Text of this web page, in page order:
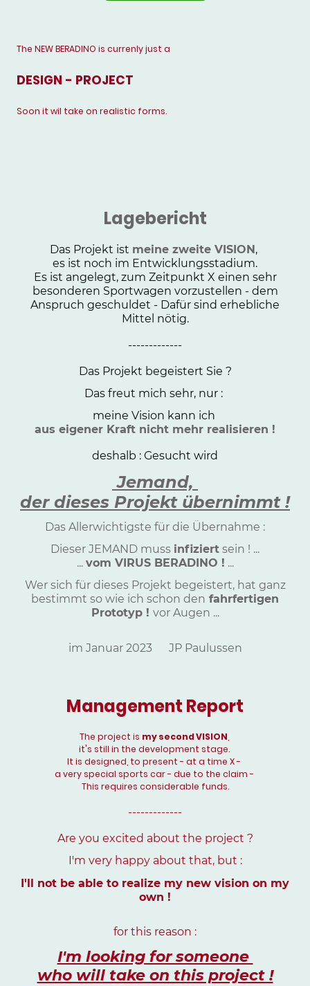
The NEW BERADINO is currenly just a
DESIGN - PROJECT
Soon it wil take on realistic forms.
Lagebericht
Das Projekt ist meine zweite VISION,
es ist noch im Entwicklungsstadium.
Es ist angelegt, zum Zeitpunkt X einen sehr
besonderen Sportwagen vorzustellen - dem
Anspruch geschuldet - Dafür sind erhebliche
Mittel nötig.
-------------
Das Projekt begeistert Sie ?
Das freut mich sehr, nur :
meine Vision kann ich
aus eigener Kraft nicht mehr realisieren !
deshalb : Gesucht wird
Jemand,
der dieses Projekt übernimmt !
Das Allerwichtigste für die Übernahme :
Dieser JEMAND muss infiziert sein ! ...
... vom VIRUS BERADINO ! ...
Wer sich für dieses Projekt begeistert, hat ganz
bestimmt so wie ich schon den fahrfertigen
Prototyp ! vor Augen ...
im Januar 2023 JP Paulussen
Management Report
The project is my second VISION
it's still in the development stage.
It is designed, to present - at a time X -
a very special sports car - due to the claim -
This requires considerable funds.
-------------
Are you excited about the project ?
I'm very happy about that, but :
I'll not be able to realize my new vision on my
own !
for this reason :
I'm looking for someone
who will take on this project !